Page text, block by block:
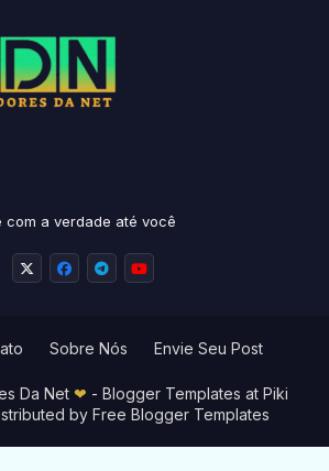
com a verdade até você
Da Net ❤ - Blogger Templates at Piki
by Free Blogger Templates
Sobre Nós Envie Seu Post